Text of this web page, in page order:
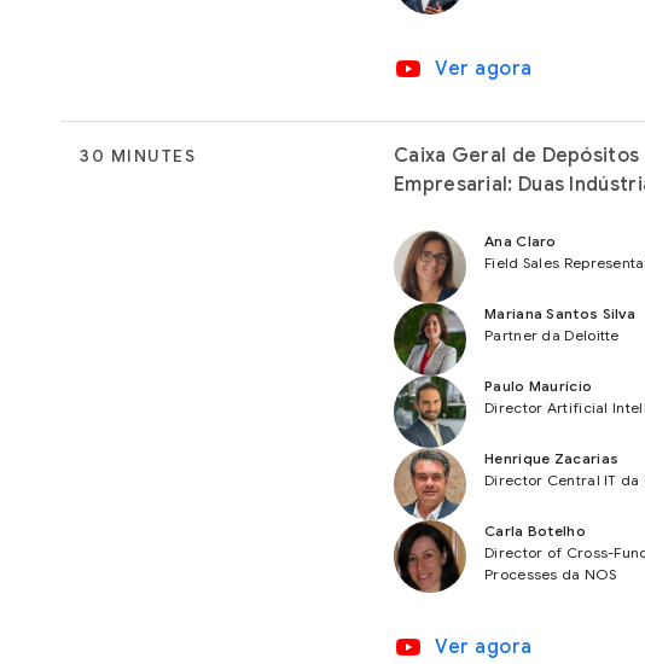
video_youtube Ver agora
Caixa Geral de
Empresarial: Duas
30 MINUTES
Ana Claro
Field Sales
Mariana Santos Silva
Partner da Deloitte
Paulo Maurício
Director Artificial
Henrique Zacarias
Director Central IT da
Carla Botelho
Director of Cross-
Processes da NOS
video_youtube Ver agora